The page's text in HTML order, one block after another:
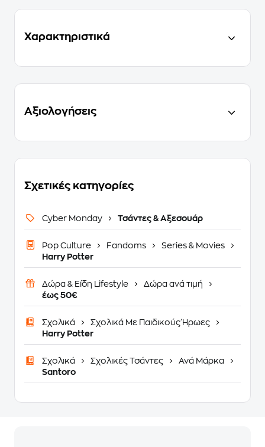
Χαρακτηριστικά
Αξιολογήσεις
Σχετικές κατηγορίες
Cyber Monday Τσάντες & Αξεσουάρ
Pop Culture Fandoms
Series & Movies
Harry Potter
Δώρα & Είδη Lifestyle
Δώρα ανά τιμή
έως 50€
Σχολικά
Σχολικά Με Παιδικούς Ήρωες
Harry Potter
Σχολικά Σχολικές Τσάντες
Ανά Μάρκα
Santoro